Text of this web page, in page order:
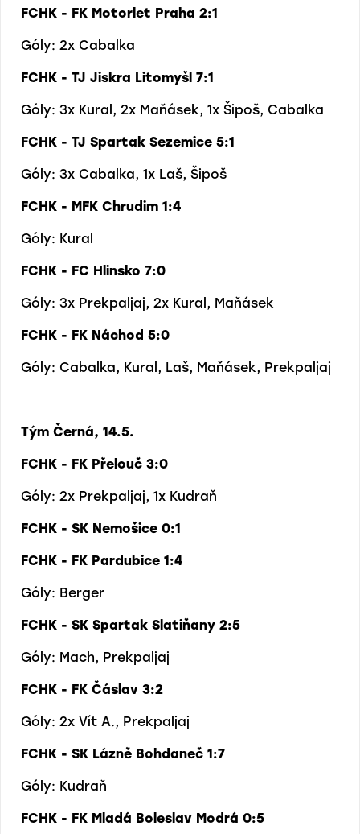
FCHK - FK Motorlet Praha 2:1
Góly: 2x Cabalka
FCHK - TJ Jiskra Litomyšl 7:1
Góly: 3x Kural, 2x Maňásek, 1x Šipoš, Cabalka
FCHK - TJ Spartak Sezemice 5:1
Góly: 3x Cabalka, 1x Laš, Šipoš
FCHK - MFK Chrudim 1:4
Góly: Kural
FCHK - FC Hlinsko 7:0
Góly: 3x Prekpaljaj, 2x Kural, Maňásek
FCHK - FK Náchod 5:0
Góly: Cabalka, Kural, Laš, Maňásek, Prekpaljaj
Tým Černá, 14.5.
FCHK - FK Přelouč 3:0
Góly: 2x Prekpaljaj, 1x Kudraň
FCHK - SK Nemošice 0:1
FCHK - FK Pardubice 1:4
Góly: Berger
FCHK - SK Spartak Slatiňany 2:5
Góly: Mach, Prekpaljaj
FCHK - FK Čáslav 3:2
Góly: 2x Vít A., Prekpaljaj
FCHK - SK Lázně Bohdaneč 1:7
Góly: Kudraň
FCHK - FK Mladá Boleslav Modrá 0:5